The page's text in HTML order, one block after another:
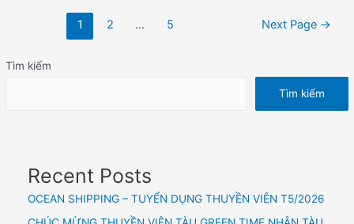
Tìm kiếm
Tìm kiếm
Recent Posts
OCEAN SHIPPING – TUYỂN DỤNG THUYỀN VIÊN T5/2026
1 2 … 5 Next Page →